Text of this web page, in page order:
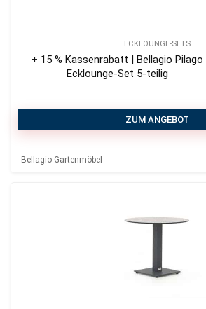
ECKLOUNGE-SETS
+ 15 % Kassenrabatt | Bellagio Pilago
Ecklounge-Set 5-teilig
ZUM ANGEBOT
Bellagio Gartenmöbel